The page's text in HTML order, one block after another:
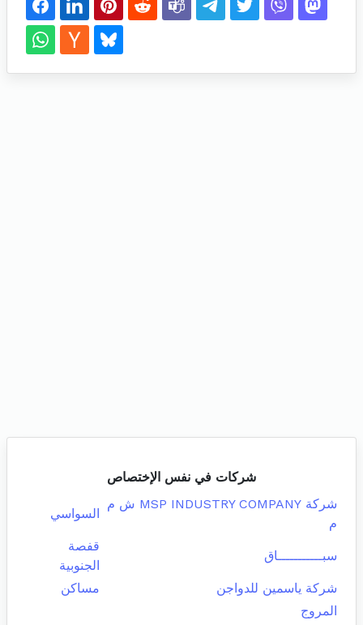
شركات في نفس الإختصاص
شركة MSP INDUSTRY COMPANY ش م
م
السواسي
سبـــــــــــاق
قفصة
الجنوبية
شركة ياسمين للدواجن
مساكن
المروج